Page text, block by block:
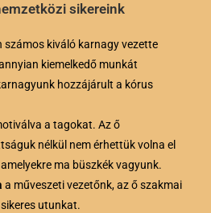
sikereink
kiváló karnagy vezette
kiemelkedő munkát
hozzájárult a kórus
a tagokat. Az ő
nélkül nem érhettük volna el
ma büszkék vagyunk.
a műveszeti vezetőnk, az ő szakmai
utunkat.